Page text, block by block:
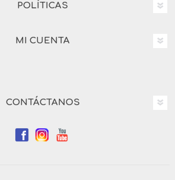
POLÍTICAS
MI CUENTA
CONTÁCTANOS